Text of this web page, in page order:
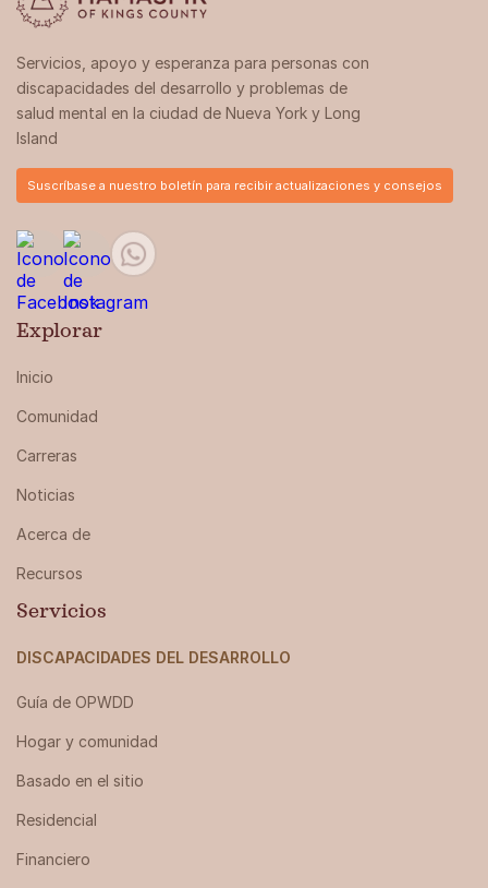
Servicios, apoyo y esperanza para personas con
discapacidades del desarrollo y problemas de
salud mental en la ciudad de Nueva York y Long
Island
Suscríbase a nuestro boletín para recibir actualizaciones y consejos
Explorar
Inicio
Comunidad
Carreras
Noticias
Acerca de
Recursos
Servicios
DISCAPACIDADES DEL DESARROLLO
Guía de OPWDD
Hogar y comunidad
Basado en el sitio
Residencial
Financiero